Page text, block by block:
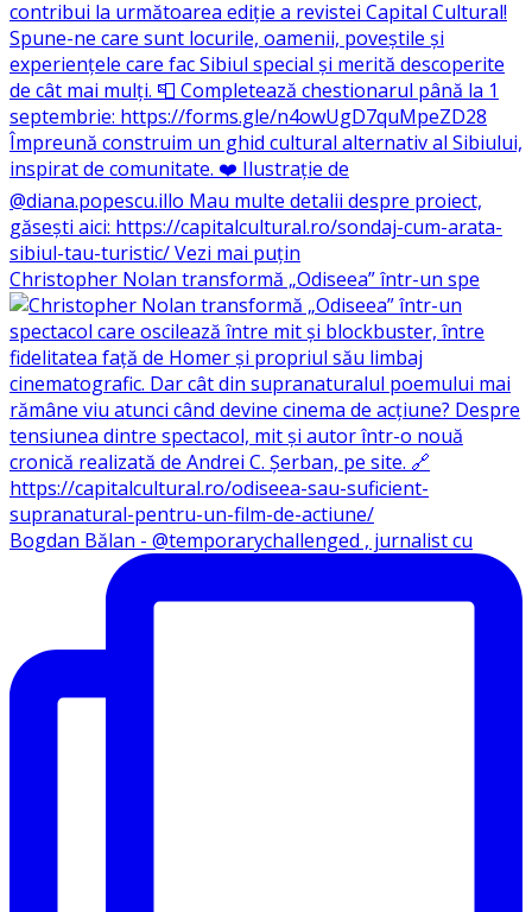
Christopher Nolan transformă „Odiseea” într-un spe
Bogdan Bălan - @temporarychallenged , jurnalist cu